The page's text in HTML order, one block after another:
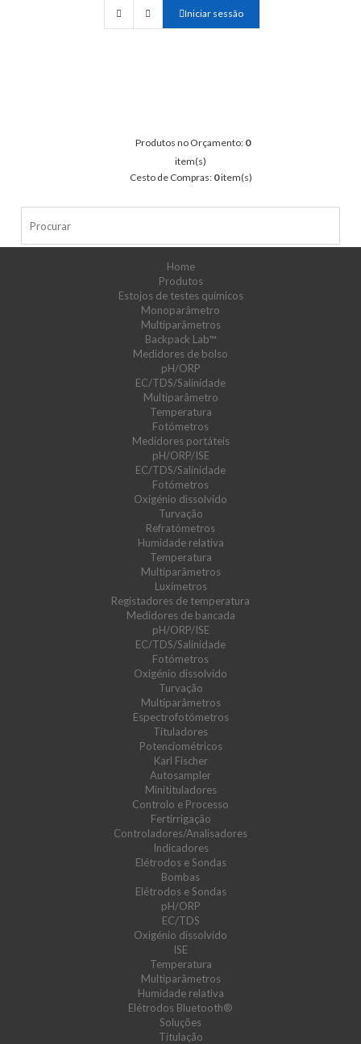
Iniciar sessão
Produtos no Orçamento: 0
item(s)
Cesto de Compras: 0item(s)
Home
Produtos
Estojos de testes químicos
Monoparâmetro
Multiparâmetros
Backpack Lab™
Medidores de bolso
pH/ORP
EC/TDS/Salinidade
Multiparâmetro
Temperatura
Fotómetros
Medidores portáteis
pH/ORP/ISE
EC/TDS/Salinidade
Fotómetros
Oxigénio dissolvido
Turvação
Refratómetros
Humidade relativa
Temperatura
Multiparâmetros
Luxímetros
Registadores de temperatura
Medidores de bancada
pH/ORP/ISE
EC/TDS/Salinidade
Fotómetros
Oxigénio dissolvido
Turvação
Multiparâmetros
Espectrofotómetros
Tituladores
Potenciométricos
Karl Fischer
Autosampler
Minitituladores
Controlo e Processo
Fertirrigação
Controladores/Analisadores
Indicadores
Elétrodos e Sondas
Bombas
Elétrodos e Sondas
pH/ORP
EC/TDS
Oxigénio dissolvido
ISE
Temperatura
Multiparâmetros
Humidade relativa
Elétrodos Bluetooth®
Soluções
Titulação